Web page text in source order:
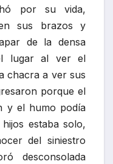
por su vida,
sus brazos y
de la densa
lugar al ver el
chacra a ver sus
porque el
y el humo podía
estaba solo,
del siniestro
desconsolada